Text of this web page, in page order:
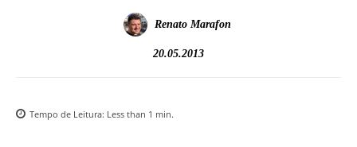
Renato Marafon
20.05.2013
Tempo de Leitura: Less than 1 min.